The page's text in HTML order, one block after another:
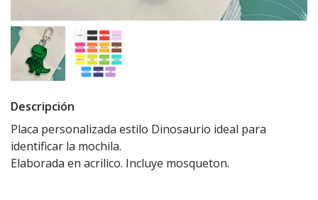
Descripción
Placa personalizada estilo Dinosaurio ideal para
identificar la mochila.
Elaborada en acrilico. Incluye mosqueton.